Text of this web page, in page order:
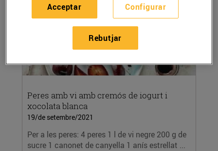
Peres amb vi amb cremós de iogurt i
xocolata blanca
19/de setembre/2021
Per a les peres: 4 peres 1 l de vi negre 200 g de
sucre 1 canonet de canyella 1 anís estrellat ...
Configurar
Rebutjar
Acceptar